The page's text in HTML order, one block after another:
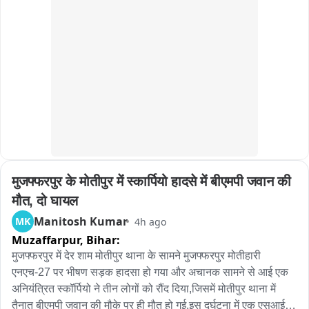
मुजफ्फरपुर के मोतीपुर में स्कार्पियो हादसे में बीएमपी जवान की
मौत, दो घायल
MK Manitosh Kumar 4h ago
Muzaffarpur, Bihar:
मुजफ्फरपुर में देर शाम मोतीपुर थाना के सामने मुजफ्फरपुर मोतीहारी
एनएच-27 पर भीषण सड़क हादसा हो गया और अचानक सामने से आई एक
अनियंत्रित स्कॉर्पियो ने तीन लोगों को रौंद दिया,जिसमें मोतीपुर थाना में
तैनात बीएमपी जवान की मौके पर ही मौत हो गई.इस दुर्घटना में एक एसआई